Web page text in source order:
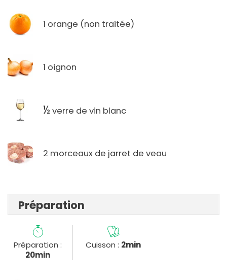
1 orange (non traitée)
1 oignon
½ verre de vin blanc
2 morceaux de jarret de veau
Préparation
Préparation :
20min
Cuisson : 2min